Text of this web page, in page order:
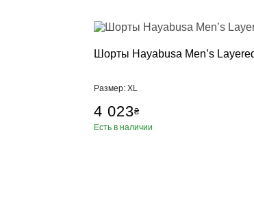
Шорты Hayabusa Men’s
Размер: XL
4 023₴
Есть в наличии